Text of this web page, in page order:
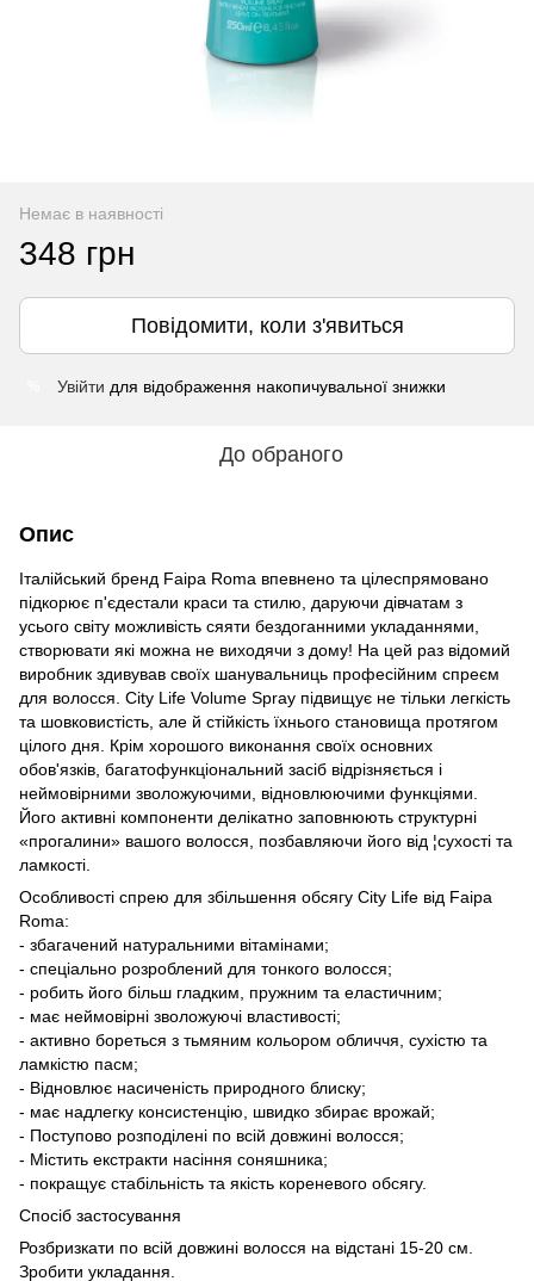
Немає в наявності
348 грн
Повідомити, коли з'явиться
Увійти для відображення накопичувальної знижки
До обраного
Опис
Італійський бренд Faipa Roma впевнено та цілеспрямовано
підкорює п'єдестали краси та стилю, даруючи дівчатам з
усього світу можливість сяяти бездоганними укладаннями,
створювати які можна не виходячи з дому! На цей раз відомий
виробник здивував своїх шанувальниць професійним спреєм
для волосся. City Life Volume Spray підвищує не тільки легкість
та шовковистість, але й стійкість їхнього становища протягом
цілого дня. Крім хорошого виконання своїх основних
обов'язків, багатофункціональний засіб відрізняється і
неймовірними зволожуючими, відновлюючими функціями.
Його активні компоненти делікатно заповнюють структурні
«прогалини» вашого волосся, позбавляючи його від ¦сухості та
ламкості.
Особливості спрею для збільшення обсягу City Life від Faipa
Roma:
- збагачений натуральними вітамінами;
- спеціально розроблений для тонкого волосся;
- робить його більш гладким, пружним та еластичним;
- має неймовірні зволожуючі властивості;
- активно бореться з тьмяним кольором обличчя, сухістю та
ламкістю пасм;
- Відновлює насиченість природного блиску;
- має надлегку консистенцію, швидко збирає врожай;
- Поступово розподілені по всій довжині волосся;
- Містить екстракти насіння соняшника;
- покращує стабільність та якість кореневого обсягу.
Спосіб застосування
Розбризкати по всій довжині волосся на відстані 15-20 см.
Зробити укладання.